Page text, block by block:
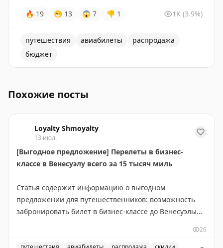
🔥 19 😁 13 😱 7 👎 1 1K (3.9%)
путешествия авиабилеты
распродажа
бюджет
Похожие посты
Loyalty Shmoyalty
13 июл.
[Выгодное предложение] Перелеты в бизнес-
классе в Венесуэлу всего за 15 тысяч миль
Статья содержит информацию о выгодном
предложении для путешественников: возможность
забронировать билет в бизнес-классе до Венесуэлы
26